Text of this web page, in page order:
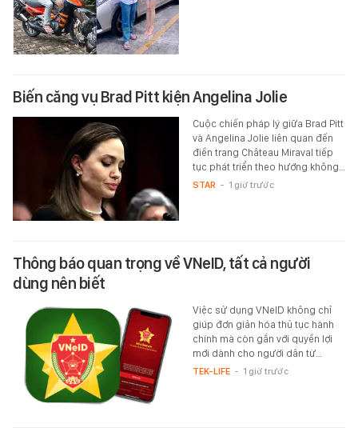
Biến căng vụ Brad Pitt kiện Angelina Jolie
Cuộc chiến pháp lý giữa Brad Pitt
và Angelina Jolie liên quan đến
điền trang Château Miraval tiếp
tục phát triển theo hướng không…
STAR - 1 giờ trước
Thông báo quan trọng về VNeID, tất cả người
dùng nên biết
Việc sử dụng VNeID không chỉ
giúp đơn giản hóa thủ tục hành
chính mà còn gắn với quyền lợi
mới dành cho người dân từ…
TEK-LIFE - 1 giờ trước